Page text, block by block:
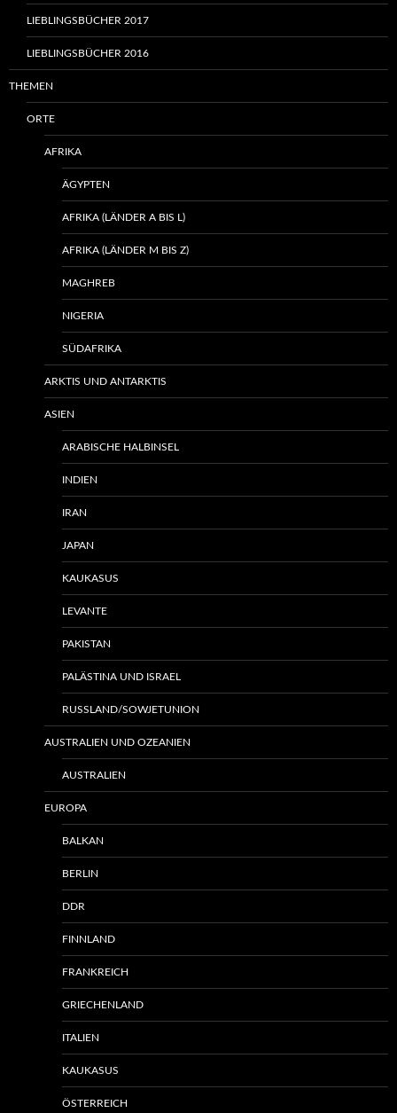
LIEBLINGSBÜCHER 2017
LIEBLINGSBÜCHER 2016
THEMEN
ORTE
AFRIKA
ÄGYPTEN
AFRIKA (LÄNDER A BIS L)
AFRIKA (LÄNDER M BIS Z)
MAGHREB
NIGERIA
SÜDAFRIKA
ARKTIS UND ANTARKTIS
ASIEN
ARABISCHE HALBINSEL
INDIEN
IRAN
JAPAN
KAUKASUS
LEVANTE
PAKISTAN
PALÄSTINA UND ISRAEL
RUSSLAND/SOWJETUNION
AUSTRALIEN UND OZEANIEN
AUSTRALIEN
EUROPA
BALKAN
BERLIN
DDR
FINNLAND
FRANKREICH
GRIECHENLAND
ITALIEN
KAUKASUS
ÖSTERREICH